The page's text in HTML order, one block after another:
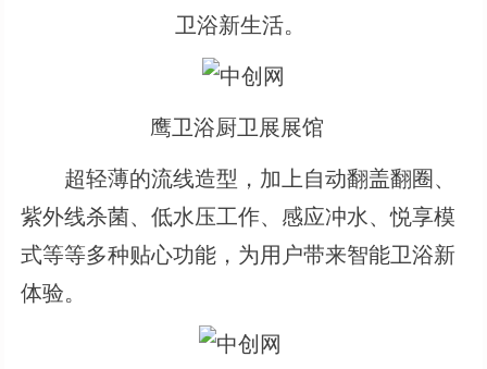
卫浴新生活。
鹰卫浴厨卫展展馆
超轻薄的流线造型，加上自动翻盖翻圈、
紫外线杀菌、低水压工作、感应冲水、悦享模
式等等多种贴心功能，为用户带来智能卫浴新
体验。